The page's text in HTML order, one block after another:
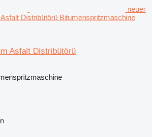
neuer
Distribütörü Bitumenspritzmaschine
Asfalt Distribütörü